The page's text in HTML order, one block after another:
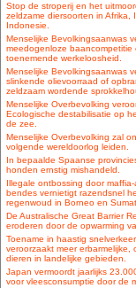
Stop de stroperij en het
zeldzame diersoorten in Afrika,
Indonesie.
Menselijke Bevolkingsaanwas
meedogenloze baancompetitie
toenemende werkeloosheid.
Menselijke Bevolkingsaanwas
slinkende olievoorraad of
zeldzaam wordende
Menselijke Overbevolking
Ecologische destabilisatie op
de zee.
Menselijke Overbevolking zal
volgende wereldoorlog leiden.
In bepaalde Spaanse
honden ernstig mishandeld.
Illegale ontbossing door maffia-
bendes vernietigt razendsnel
regenwoud in Borneo en
De Australische Great Barrier
eroderen door de opwarming
Toename in haastig snelverkeer
veroorzaakt meer erbarmelijke,
dieren in landelijke gebieden.
Japan vermoordt jaarlijks
voor vleesconsumptie door de